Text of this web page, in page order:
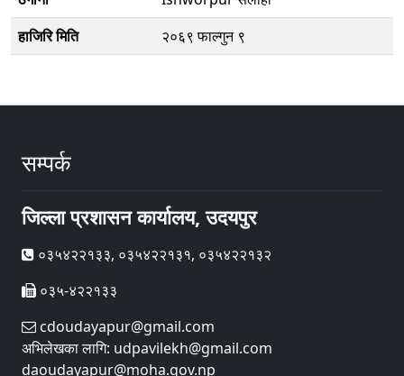
हाजिरि मिति
२०६९ फाल्गुन ९
सम्पर्क
जिल्ला प्रशासन कार्यालय, उदयपुर
०३५४२२१३३, ०३५४२२१३१, ०३५४२२१३२
०३५-४२२१३३
cdoudayapur@gmail.com
अभिलेखका लागि: udpavilekh@gmail.com
daoudayapur@moha.gov.np